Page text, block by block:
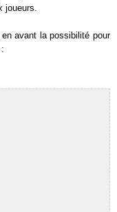
joueurs.
avant la possibilité pour